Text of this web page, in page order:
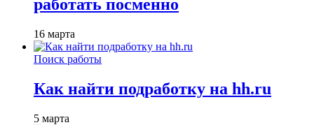
работать посменно
16 марта
Поиск работы
Как найти подработку на hh.ru
5 марта